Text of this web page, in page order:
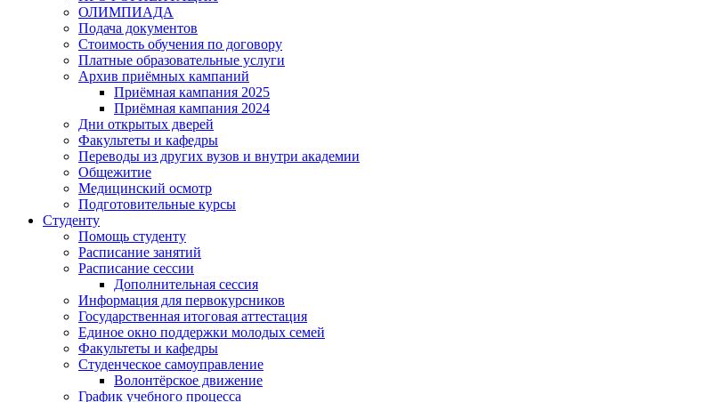
ОЛИМПИАДА
Подача документов
Стоимость обучения по договору
Платные образовательные услуги
Архив приёмных кампаний
Приёмная кампания 2025
Приёмная кампания 2024
Дни открытых дверей
Факультеты и кафедры
Переводы из других вузов и внутри академии
Общежитие
Медицинский осмотр
Подготовительные курсы
Студенту
Помощь студенту
Расписание занятий
Расписание сессии
Дополнительная сессия
Информация для первокурсников
Государственная итоговая аттестация
Единое окно поддержки молодых семей
Факультеты и кафедры
Студенческое самоуправление
Волонтёрское движение
График учебного процесса